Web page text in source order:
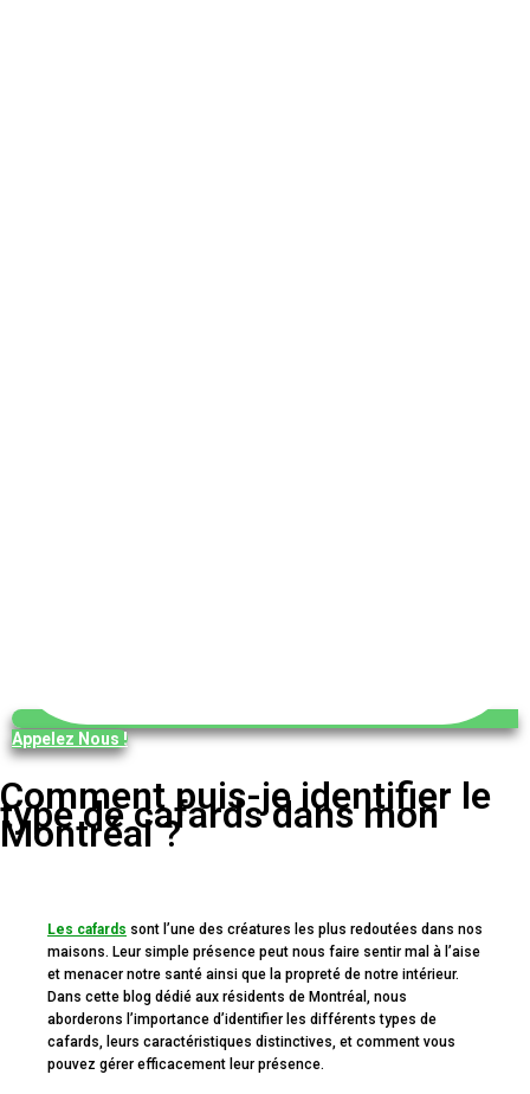
Appelez Nous !
Comment puis-je identifier le
type de cafards dans mon
Montréal ?
Les cafards sont l’une des créatures les plus redoutées dans nos
maisons. Leur simple présence peut nous faire sentir mal à l’aise
et menacer notre santé ainsi que la propreté de notre intérieur.
Dans cette blog dédié aux résidents de Montréal, nous
aborderons l’importance d’identifier les différents types de
cafards, leurs caractéristiques distinctives, et comment vous
pouvez gérer efficacement leur présence.